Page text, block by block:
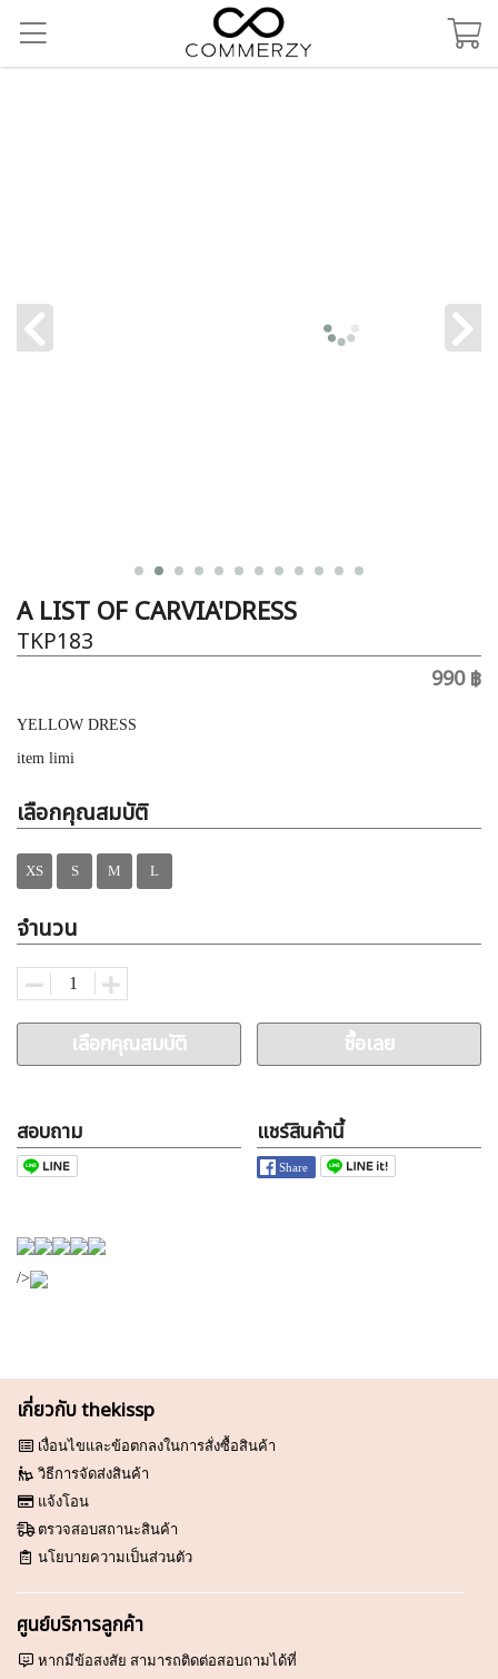
A LIST OF CARVIA'DRESS
TKP183
990 ฿
YELLOW DRESS
item limi
เลือกคุณสมบัติ
XS S M L
จำนวน
เลือกคุณสมบัติ ซื้อเลย
สอบถาม แชร์สินค้านี้
/>
เกี่ยวกับ thekissp
เงื่อนไขและข้อตกลงในการสั่งซื้อสินค้า
วิธีการจัดส่งสินค้า
แจ้งโอน
ตรวจสอบสถานะสินค้า
นโยบายความเป็นส่วนตัว
ศูนย์บริการลูกค้า
หากมีข้อสงสัย สามารถติดต่อสอบถามได้ที่